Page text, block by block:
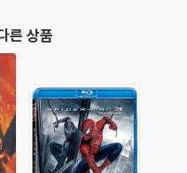
집이 남아있거나 인쇄 면이 깨끗하지
아닙니다. 단, 재생에 이상이 있는
능합니다.
/반품 요청 시에는 불량 확인을 위해
블데드 3 - 암흑
른 상품